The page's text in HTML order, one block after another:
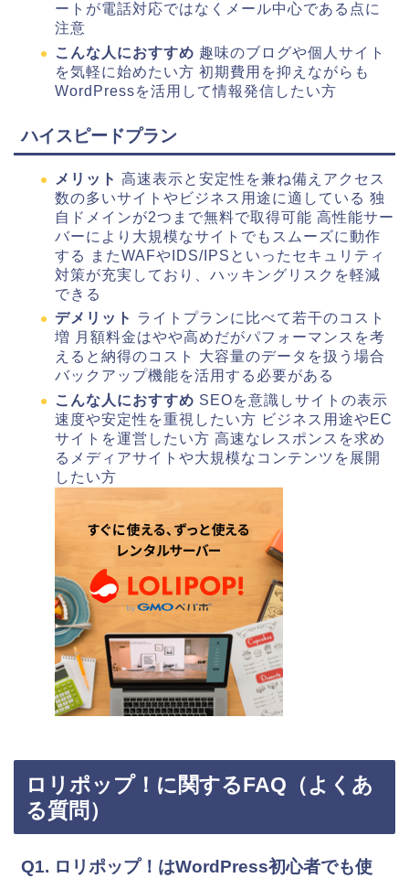
ートが電話対応ではなくメール中心である点に
注意
こんな人におすすめ 趣味のブログや個人サイト
を気軽に始めたい方 初期費用を抑えながらも
WordPressを活用して情報発信したい方
ハイスピードプラン
メリット 高速表示と安定性を兼ね備えアクセス
数の多いサイトやビジネス用途に適している 独
自ドメインが2つまで無料で取得可能 高性能サー
バーにより大規模なサイトでもスムーズに動作
する またWAFやIDS/IPSといったセキュリティ
対策が充実しており、ハッキングリスクを軽減
できる
デメリット ライトプランに比べて若干のコスト
増 月額料金はやや高めだがパフォーマンスを考
えると納得のコスト 大容量のデータを扱う場合
バックアップ機能を活用する必要がある
こんな人におすすめ SEOを意識しサイトの表示
速度や安定性を重視したい方 ビジネス用途やEC
サイトを運営したい方 高速なレスポンスを求め
るメディアサイトや大規模なコンテンツを展開
したい方
ロリポップ！に関するFAQ（よくあ
る質問）
Q1. ロリポップ！はWordPress初心者でも使